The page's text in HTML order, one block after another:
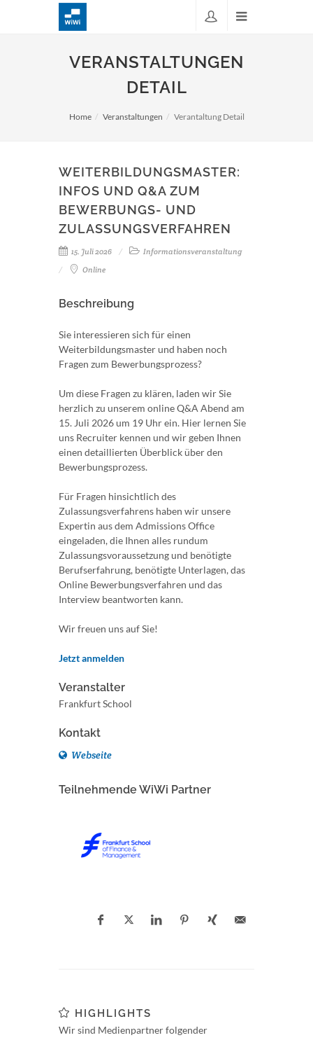
VERANSTALTUNGEN
DETAIL
Home Veranstaltungen Verantaltung Detail
WEITERBILDUNGSMASTER:
INFOS UND Q&A ZUM
BEWERBUNGS- UND
ZULASSUNGSVERFAHREN
15. Juli 2026
Informationsveranstaltung
Online
Beschreibung
Sie interessieren sich für einen
Weiterbildungsmaster und haben noch
Fragen zum Bewerbungsprozess?
Um diese Fragen zu klären, laden wir Sie
herzlich zu unserem online Q&A Abend am
15. Juli 2026 um 19 Uhr ein. Hier lernen Sie
uns Recruiter kennen und wir geben Ihnen
einen detaillierten Überblick über den
Bewerbungsprozess.
Für Fragen hinsichtlich des
Zulassungsverfahrens haben wir unsere
Expertin aus dem Admissions Office
eingeladen, die Ihnen alles rundum
Zulassungsvoraussetzung und benötigte
Berufserfahrung, benötigte Unterlagen, das
Online Bewerbungsverfahren und das
Interview beantworten kann.
Wir freuen uns auf Sie!
Jetzt anmelden
Veranstalter
Frankfurt School
Kontakt
Webseite
Teilnehmende WiWi Partner
HIGHLIGHTS
Wir sind Medienpartner folgender